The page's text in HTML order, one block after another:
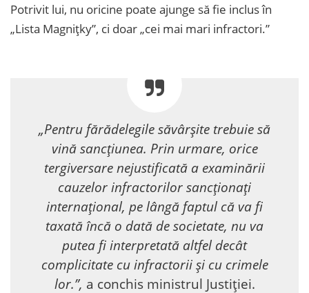
Potrivit lui, nu oricine poate ajunge să fie inclus în
„Lista Magnițky”, ci doar „cei mai mari infractori.”
„Pentru fărădelegile săvârșite trebuie să
vină sancțiunea. Prin urmare, orice
tergiversare nejustificată a examinării
cauzelor infractorilor sancționați
internațional, pe lângă faptul că va fi
taxată încă o dată de societate, nu va
putea fi interpretată altfel decât
complicitate cu infractorii și cu crimele
lor.”, a conchis ministrul Justiției.